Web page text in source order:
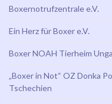
Boxernotrufzentrale e.V.
Ein Herz für Boxer e.V.
Boxer NOAH Tierheim
„Boxer in Not“ OZ Donka
Tschechien